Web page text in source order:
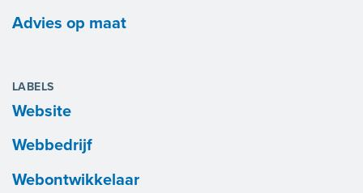
Advies op maat
LABELS
Website
Webbedrijf
Webontwikkelaar